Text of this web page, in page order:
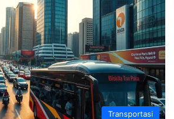
Transportasi